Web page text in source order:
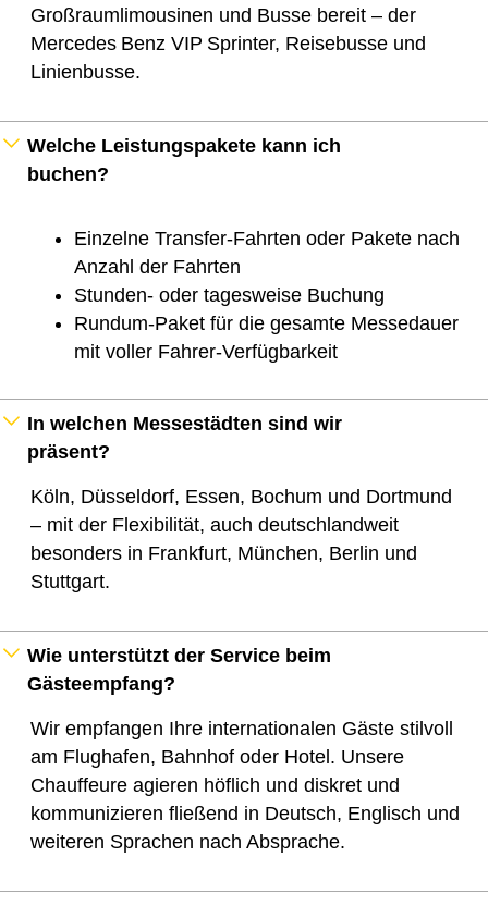
Großraumlimousinen und Busse bereit – der
Mercedes Benz VIP Sprinter, Reisebusse und
Linienbusse.
Welche Leistungspakete kann ich
buchen?
Einzelne Transfer-Fahrten oder Pakete nach
Anzahl der Fahrten
Stunden- oder tagesweise Buchung
Rundum-Paket für die gesamte Messedauer
mit voller Fahrer-Verfügbarkeit
In welchen Messestädten sind wir
präsent?
Köln, Düsseldorf, Essen, Bochum und Dortmund
– mit der Flexibilität, auch deutschlandweit
besonders in Frankfurt, München, Berlin und
Stuttgart.
Wie unterstützt der Service beim
Gästeempfang?
Wir empfangen Ihre internationalen Gäste stilvoll
am Flughafen, Bahnhof oder Hotel. Unsere
Chauffeure agieren höflich und diskret und
kommunizieren fließend in Deutsch, Englisch und
weiteren Sprachen nach Absprache.